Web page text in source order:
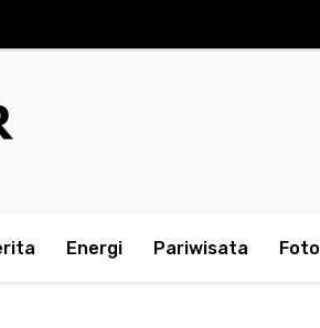
Energi Pariwisata Foto